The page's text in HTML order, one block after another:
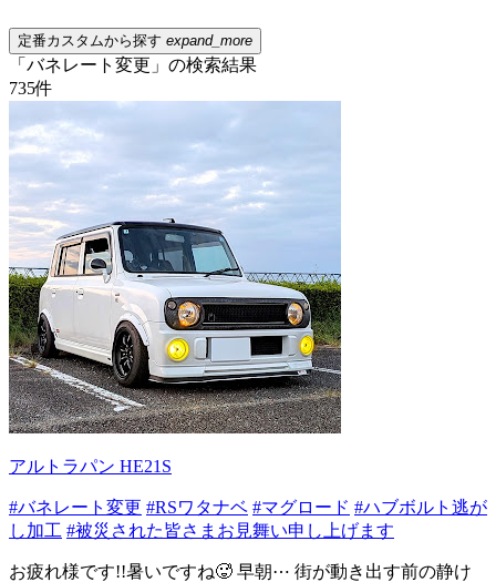
定番カスタムから探す expand_more
「バネレート変更」の検索結果
735件
アルトラパン HE21S
#バネレート変更 #RSワタナベ #マグロード #ハブボルト逃が
し加工 #被災された皆さまお見舞い申し上げます
お疲れ様です!!暑いですね🥵 早朝⋯ 街が動き出す前の静け